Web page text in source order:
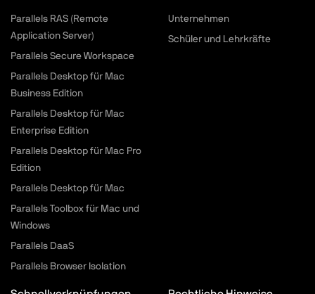
Parallels RAS (Remote
Application Server)
Parallels Secure Workspace
Parallels Desktop für Mac
Business Edition
Parallels Desktop für Mac
Enterprise Edition
Parallels Desktop für Mac Pro
Edition
Parallels Desktop für Mac
Parallels Toolbox für Mac und
Windows
Parallels DaaS
Parallels Browser Isolation
Unternehmen
Schüler und Lehrkräfte